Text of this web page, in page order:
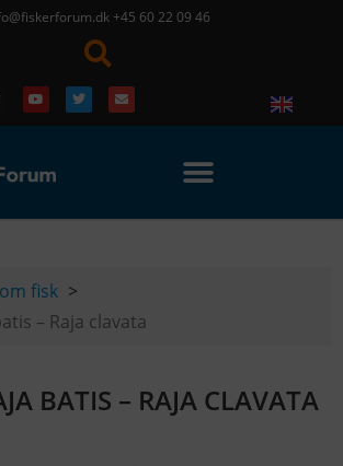
+45 60 22 09 46
fisk
– Raja clavata
BATIS – RAJA CLAVATA